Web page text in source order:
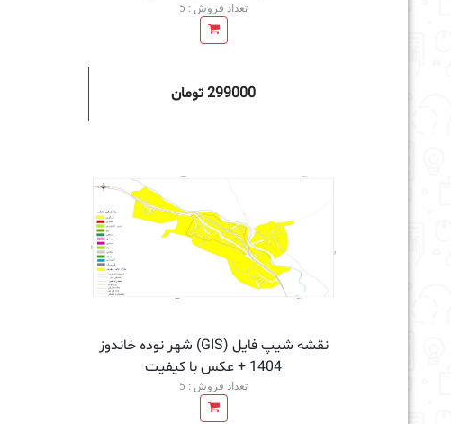
تعداد فروش : 5
299000 تومان
نقشه شیپ فایل (GIS) شهر نوده خاندوز
1404 + عکس با کیفیت
تعداد فروش : 5